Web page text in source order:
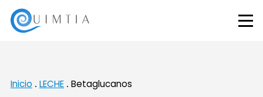
Inicio LECHE Betaglucanos